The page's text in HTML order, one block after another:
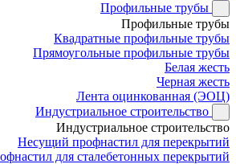
Профильные трубы
Профильные трубы
Квадратные профильные трубы
Прямоугольные профильные трубы
Белая жесть
Черная жесть
Лента оцинкованная (ЭОЦ)
Индустриальное строительство
Индустриальное строительство
Несущий профнастил для перекрытий
для сталебетонных перекрытий